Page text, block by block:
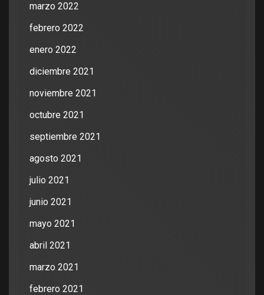
marzo 2022
febrero 2022
enero 2022
diciembre 2021
noviembre 2021
octubre 2021
septiembre 2021
agosto 2021
julio 2021
junio 2021
mayo 2021
abril 2021
marzo 2021
febrero 2021